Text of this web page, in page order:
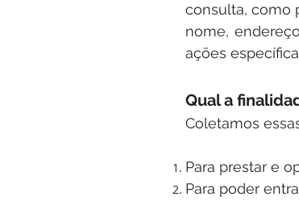
consulta, como
nome,
ações
Qual a
Coletamos
Para prestar e
Para poder